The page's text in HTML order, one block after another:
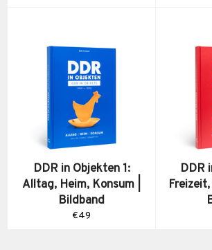
DDR in Objekten 1:
Alltag, Heim, Konsum |
Bildband
Normaler
€49
DDR
Freizeit,